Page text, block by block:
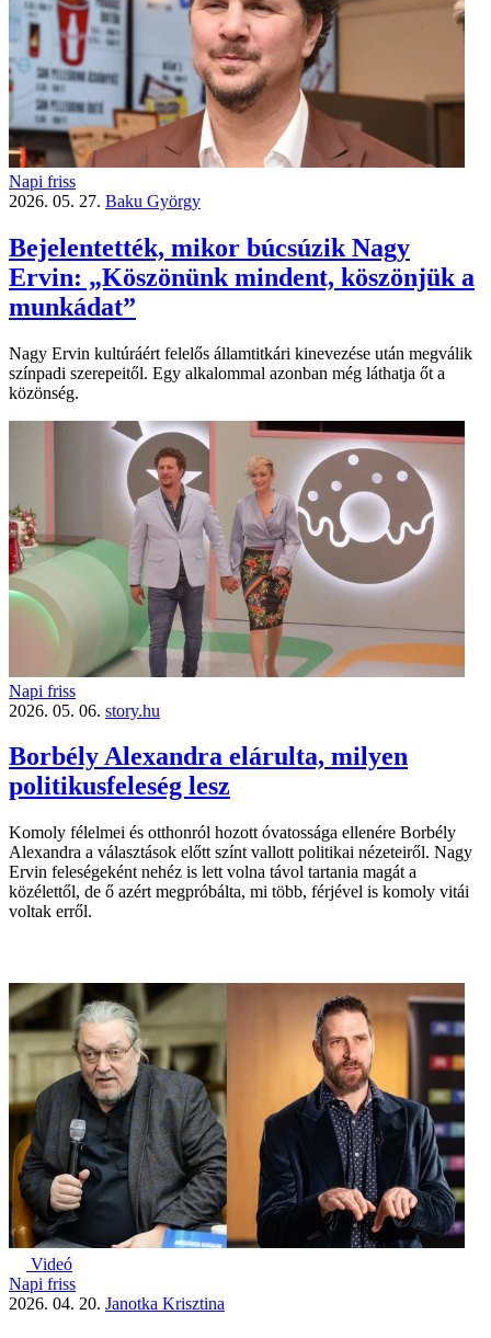
Napi friss
2026. 05. 27. Baku György
Bejelentették, mikor búcsúzik Nagy
Ervin: „Köszönünk mindent, köszönjük a
munkádat”
Nagy Ervin kultúráért felelős államtitkári kinevezése után megválik
színpadi szerepeitől. Egy alkalommal azonban még láthatja őt a
közönség.
Napi friss
2026. 05. 06. story.hu
Borbély Alexandra elárulta, milyen
politikusfeleség lesz
Komoly félelmei és otthonról hozott óvatossága ellenére Borbély
Alexandra a választások előtt színt vallott politikai nézeteiről. Nagy
Ervin feleségeként nehéz is lett volna távol tartania magát a
közélettől, de ő azért megpróbálta, mi több, férjével is komoly vitái
voltak erről.
Videó
Napi friss
2026. 04. 20. Janotka Krisztina